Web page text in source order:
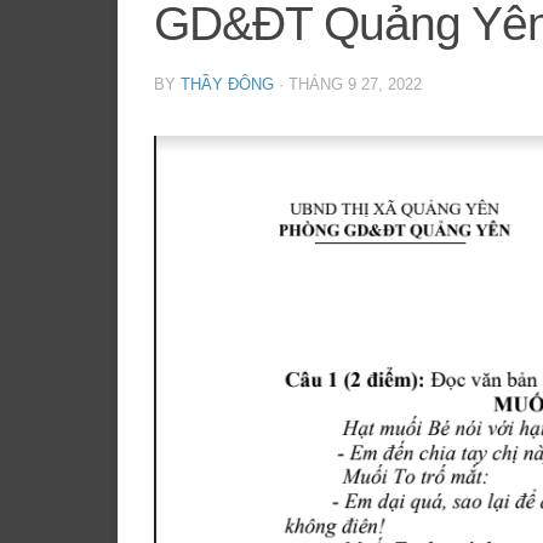
GD&ĐT Quảng
BY THẦY ĐÔNG · THÁNG 9 27, 2022